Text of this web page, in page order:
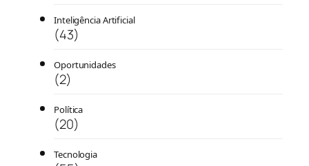
Inteligência Artificial
(43)
Oportunidades
(2)
Política
(20)
Tecnologia